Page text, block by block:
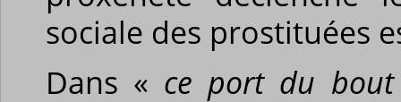
sociale des prostituées
Dans « ce port du